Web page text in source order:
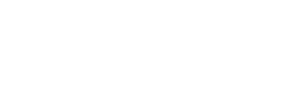
do pallet,
Melhores e mais